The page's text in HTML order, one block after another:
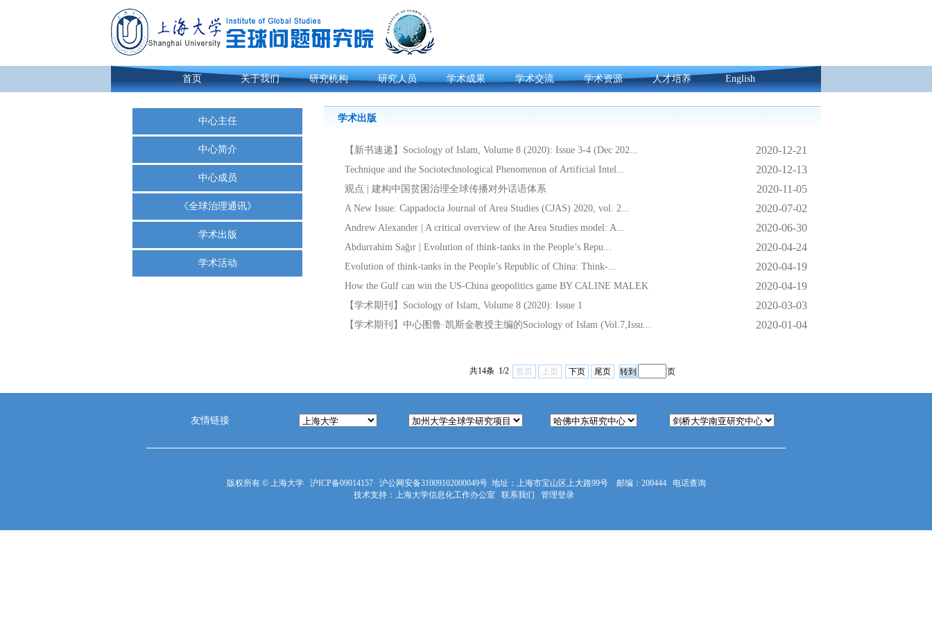
首页 关于我们 研究机构 研究人员 学术成果 学术交流 学术资源 人才培养 English
中心主任
中心简介
中心成员
《全球治理通讯》
学术出版
学术活动
学术出版
【新书速递】Sociology of Islam, Volume 8 (2020): Issue 3-4 (Dec 202... 2020-12-21
Technique and the Sociotechnological Phenomenon of Artificial Intel... 2020-12-13
观点 | 建构中国贫困治理全球传播对外话语体系 2020-11-05
A New Issue: Cappadocia Journal of Area Studies (CJAS) 2020, vol. 2... 2020-07-02
Andrew Alexander | A critical overview of the Area Studies model: A... 2020-06-30
Abdurrahim Sağır | Evolution of think-tanks in the People’s Repu... 2020-04-24
Evolution of think-tanks in the People’s Republic of China: Think-... 2020-04-19
How the Gulf can win the US-China geopolitics game BY CALINE MALEK 2020-04-19
【学术期刊】Sociology of Islam, Volume 8 (2020): Issue 1 2020-03-03
【学术期刊】中心图鲁·凯斯金教授主编的Sociology of Islam (Vol.7,Issu... 2020-01-04
共14条 1/2 首页 上页 下页 尾页 页
友情链接
版权所有 ©上海大学 沪ICP备09014157 沪公网安备31009102000049号地址：上海市宝山区上大路99号 邮编：200444
电话查询
技术支持： 上海大学信息化工作办公室 联系我们 管理登录